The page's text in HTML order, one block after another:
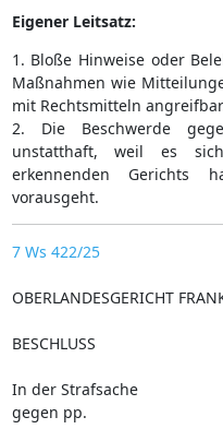
Eigener Leitsatz:
1. Bloße Hinweise oder
Maßnahmen wie
mit Rechtsmitteln
2. Die Beschwerde
unstatthaft, weil es
erkennenden Gerichts
vorausgeht.
7 Ws 422/25
OBERLANDESGERICHT
BESCHLUSS
In der Strafsache
gegen pp.